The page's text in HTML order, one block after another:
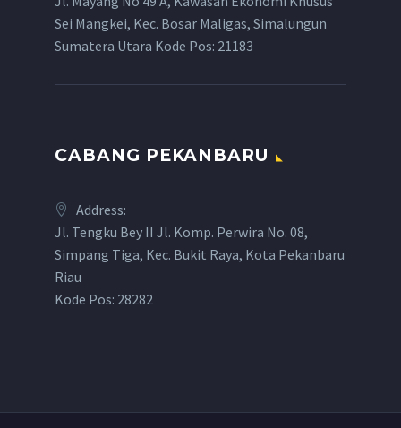
Sei Mangkei, Kec. Bosar Maligas, Simalungun
Sumatera Utara Kode Pos: 21183
CABANG PEKANBARU
Address:
Jl. Tengku Bey II Jl. Komp. Perwira No. 08,
Simpang Tiga, Kec. Bukit Raya, Kota Pekanbaru
Riau
Kode Pos: 28282